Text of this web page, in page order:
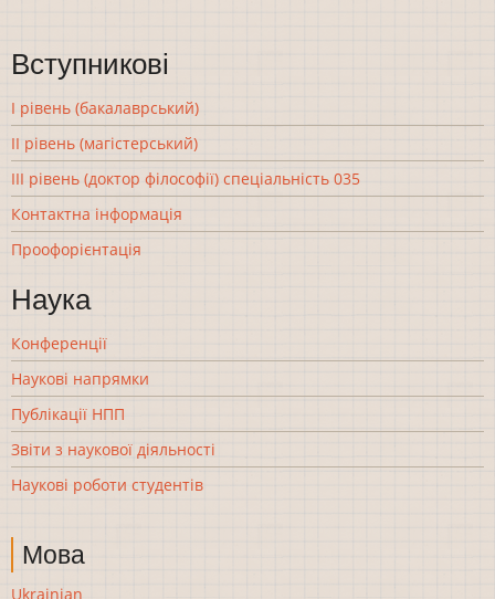
Вступникові
І рівень (бакалаврський)
ІІ рівень (магістерський)
ІІІ рівень (доктор філософії) спеціальність 035
Контактна інформація
Проофорієнтація
Наука
Конференції
Наукові напрямки
Публікації НПП
Звіти з наукової діяльності
Наукові роботи студентів
Мова
Ukrainian